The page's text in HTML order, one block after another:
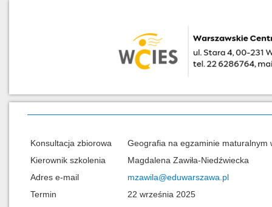
Konsultacja zbiorowa
Geografia na egzaminie maturalnym
Kierownik szkolenia
Magdalena Zawiła-Niedźwiecka
Adres e-mail
mzawila@eduwarszawa.pl
Termin
22 września 2025